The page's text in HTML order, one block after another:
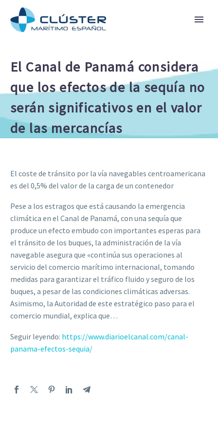
El Canal de Panamá considera
que los efectos de la sequía no
serán significativos en el valor
de las mercancías
El coste de tránsito por la vía navegables centroamericana
es del 0,5% del valor de la carga de un contenedor
Pese a los estragos que está causando la emergencia
climática en el Canal de Panamá, con una sequía que
produce un efecto embudo con importantes esperas para
el tránsito de los buques, la administración de la vía
navegable asegura que «continúa sus operaciones al
servicio del comercio marítimo internacional, tomando
medidas para garantizar el tráfico fluido y seguro de los
buques, a pesar de las condiciones climáticas adversas.
Asimismo, la Autoridad de este estratégico paso para el
comercio mundial, explica que…
Seguir leyendo: https://www.diarioelcanal.com/canal-
panama-efectos-sequia/